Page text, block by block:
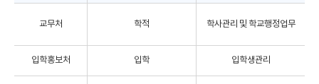
교무처 학적 학사관리 및 학교행정업무
입학홍보처 입학 입학생관리